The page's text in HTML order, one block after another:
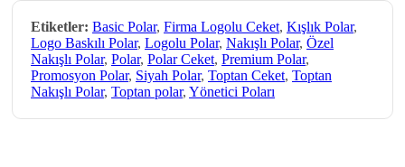
Etiketler: Basic Polar, Firma Logolu Ceket, Kışlık Polar,
Logo Baskılı Polar, Logolu Polar, Nakışlı Polar, Özel
Nakışlı Polar, Polar, Polar Ceket, Premium Polar,
Promosyon Polar, Siyah Polar, Toptan Ceket, Toptan
Nakışlı Polar, Toptan polar, Yönetici Poları